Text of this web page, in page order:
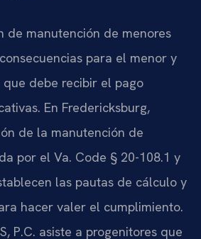
de manutención de menores
para el menor y
debe recibir el pago
En Fredericksburg,
de la manutención de
por el Va. Code § 20-108.1 y
las pautas de cálculo y
hacer valer el cumplimiento.
P.C. asiste a progenitores que